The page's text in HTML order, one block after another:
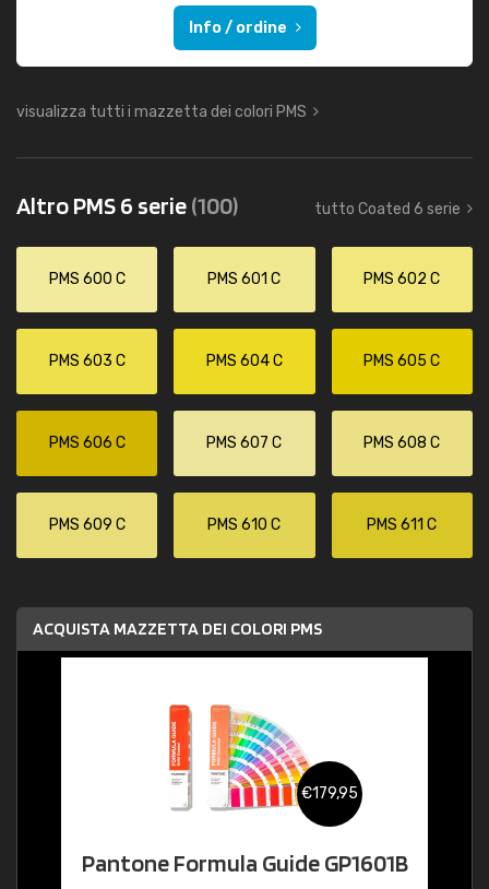
Info / ordine
visualizza tutti i mazzetta dei colori PMS
Altro PMS 6 serie(100) tutto Coated 6 serie
PMS 600 C PMS 601 C PMS 602 C
PMS 603 C PMS 604 C PMS 605 C
PMS 606 C PMS 607 C PMS 608 C
PMS 609 C PMS 610 C PMS 611 C
ACQUISTA MAZZETTA DEI COLORI PMS
€179,95
Pantone Formula Guide GP1601B